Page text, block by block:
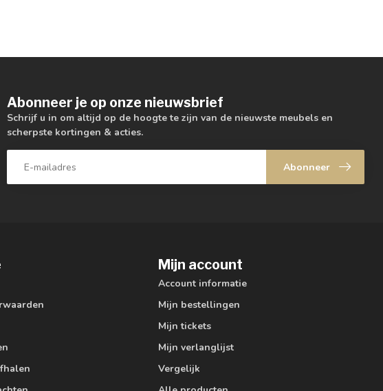
Abonneer je op onze nieuwsbrief
Schrijf u in om altijd op de hoogte te zijn van de nieuwste meubels en
scherpste kortingen & acties.
Abonneer
Mijn account
Account informatie
Mijn bestellingen
Mijn tickets
Mijn verlanglijst
Vergelijk